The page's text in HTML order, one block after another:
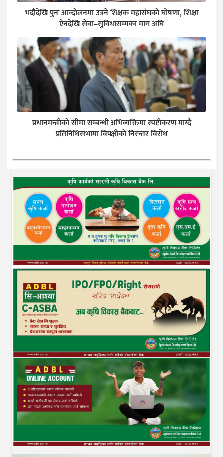
भदौदेखि पुनः आन्दोलनमा उत्रने शिक्षक महासंघको घोषणा, शिक्षा
ऐनदेखि सेवा–सुविधासम्मका माग अघि
प्रधानमन्त्रीको सीमा सम्बन्धी अभिव्यक्तिमा स्पष्टीकरण माग्दै
प्रतिनिधिसभामा विपक्षीको निरन्तर विरोध